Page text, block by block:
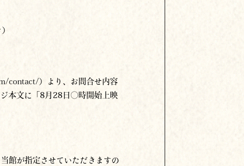
contact/）より、お問合せ内容
本文に「8月28日〇時開始上映
館が指定させていただきますの